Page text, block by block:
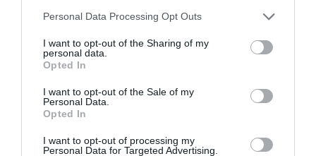
Personal Data Processing Opt Outs
I want to opt-out of the Sharing of my
personal data.
Opted In
I want to opt-out of the Sale of my
Personal Data.
Opted In
I want to opt-out of processing my
Personal Data for Targeted Advertising.
Cervera
Timeout Deportivo
1ªP
Cinco inicial
Cinco inicial